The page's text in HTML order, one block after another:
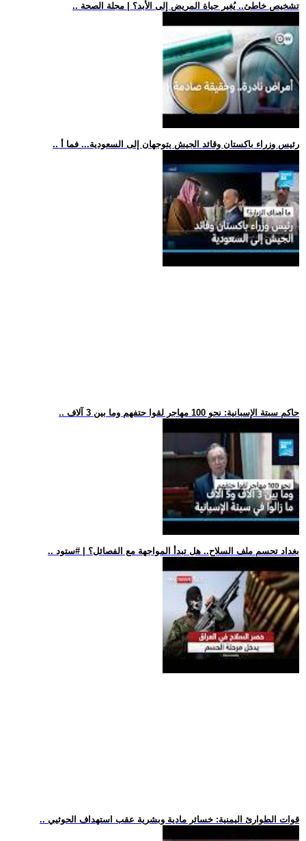
.. تشخيص خاطئ.. يُغير حياة المريض إلى الأبد؟ | مجلة الصحة
.. رئيس وزراء باكستان وقائد الجيش يتوجهان إلى السعودية... فما أ
.. حاكم سبتة الإسبانية: نحو 100 مهاجر لقوا حتفهم وما بين 3 آلاف
.. بغداد تحسم ملف السلاح.. هل تبدأ المواجهة مع الفصائل؟ | #ستود
.. قوات الطوارئ اليمنية: خسائر مادية وبشرية عقب استهداف الحوثيي